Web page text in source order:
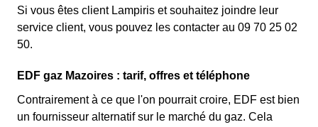
Si vous êtes client Lampiris et souhaitez joindre leur
service client, vous pouvez les contacter au 09 70 25 02
50.
EDF gaz Mazoires : tarif, offres et téléphone
Contrairement à ce que l'on pourrait croire, EDF est bien
un fournisseur alternatif sur le marché du gaz. Cela